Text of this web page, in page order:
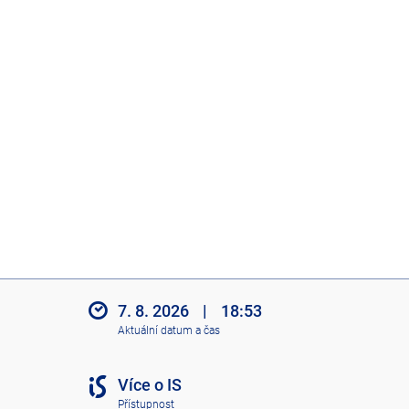
7. 8. 2026 | 18:53
Aktuální datum a čas
Více o IS
Přístupnost